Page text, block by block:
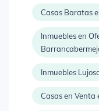
Casas Baratas
Inmuebles en
Inmuebles
Casas en Venta